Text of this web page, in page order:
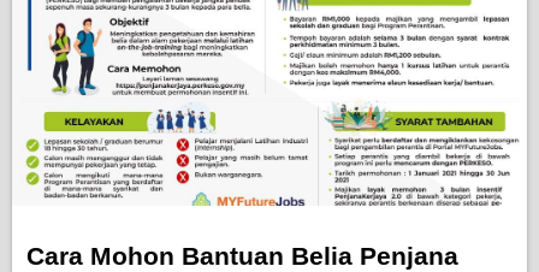
Pendidikan
Kerja Kosong Terkini
Cara Mohon Bantuan Belia Penjana